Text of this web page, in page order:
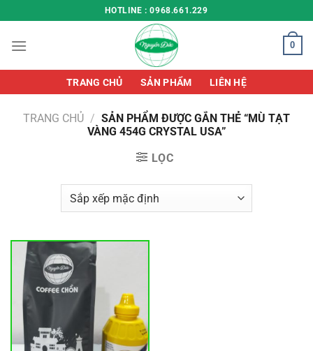
đến
nội
HOTLINE : 0968.661.229
0
TRANG CHỦ SẢN PHẨM LIÊN HỆ
TRANG CHỦ / SẢN PHẨM ĐƯỢC GẮN THẺ “MÙ TẠT
VÀNG 454G CRYSTAL USA”
LỌC